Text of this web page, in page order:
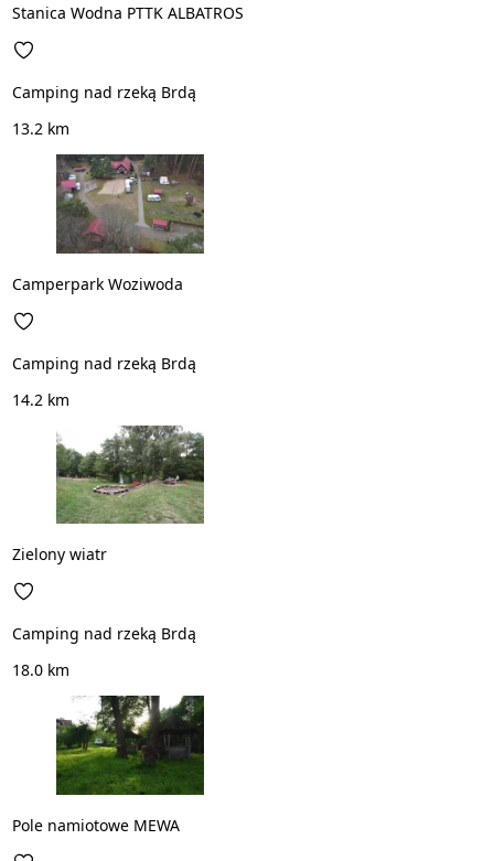
Stanica Wodna PTTK ALBATROS
Camping nad rzeką Brdą
13.2 km
Camperpark Woziwoda
Camping nad rzeką Brdą
14.2 km
Zielony wiatr
Camping nad rzeką Brdą
18.0 km
Pole namiotowe MEWA